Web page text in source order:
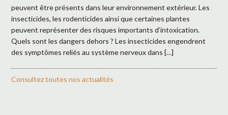
peuvent être présents dans leur environnement extérieur. Les
insecticides, les rodenticides ainsi que certaines plantes
peuvent représenter des risques importants d’intoxication.
Quels sont les dangers dehors ? Les insecticides engendrent
des symptômes reliés au système nerveux dans […]
Consultez toutes nos actualités